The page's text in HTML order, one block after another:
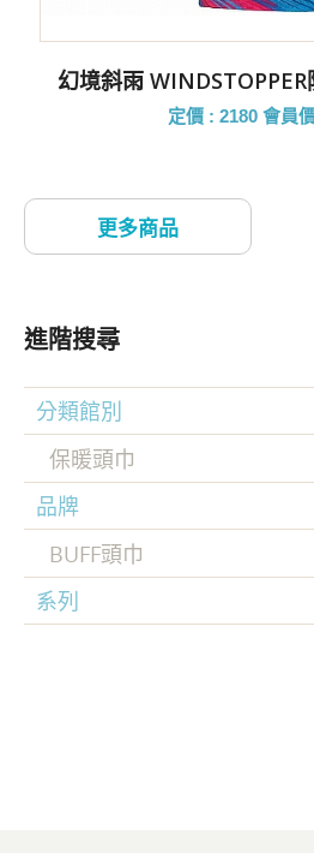
幻境斜雨
定價 : 2180 會員
進階搜尋
分類館別
保暖頭巾
品牌
BUFF頭巾
系列